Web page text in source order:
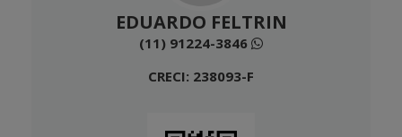
EDUARDO FELTRIN
(11) 91224-3846
CRECI: 238093-F